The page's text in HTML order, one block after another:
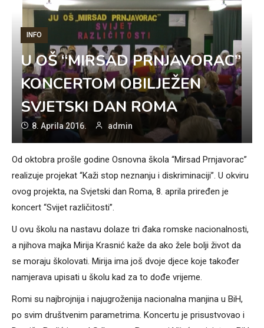
INFO
U OŠ “MIRSAD PRNJAVORAC”
KONCERTOM OBILJEŽEN
SVJETSKI DAN ROMA
8. Aprila 2016. admin
Od oktobra prošle godine Osnovna škola “Mirsad Prnjavorac”
realizuje projekat “Kaži stop neznanju i diskriminaciji”. U okviru
ovog projekta, na Svjetski dan Roma, 8. aprila priređen je
koncert “Svijet različitosti”.
U ovu školu na nastavu dolaze tri đaka romske nacionalnosti,
a njihova majka Mirija Krasnić kaže da ako žele bolji život da
se moraju školovati. Mirija ima još dvoje djece koje također
namjerava upisati u školu kad za to dođe vrijeme.
Romi su najbrojnija i najugroženija nacionalna manjina u BiH,
po svim društvenim parametrima. Koncertu je prisustvovao i